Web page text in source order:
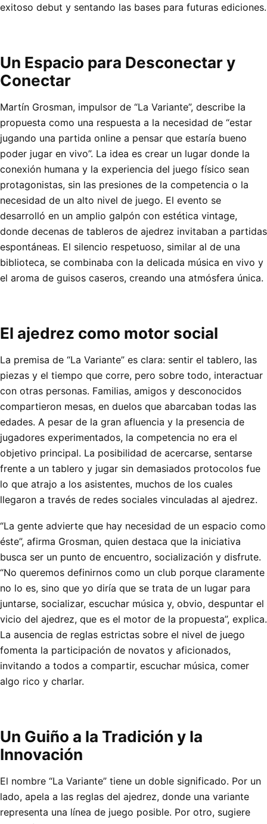
exitoso debut y sentando las bases para futuras ediciones.
Un Espacio para Desconectar y
Conectar
Martín Grosman, impulsor de “La Variante”, describe la
propuesta como una respuesta a la necesidad de “estar
jugando una partida online a pensar que estaría bueno
poder jugar en vivo”. La idea es crear un lugar donde la
conexión humana y la experiencia del juego físico sean
protagonistas, sin las presiones de la competencia o la
necesidad de un alto nivel de juego. El evento se
desarrolló en un amplio galpón con estética vintage,
donde decenas de tableros de ajedrez invitaban a partidas
espontáneas. El silencio respetuoso, similar al de una
biblioteca, se combinaba con la delicada música en vivo y
el aroma de guisos caseros, creando una atmósfera única.
El ajedrez como motor social
La premisa de “La Variante” es clara: sentir el tablero, las
piezas y el tiempo que corre, pero sobre todo, interactuar
con otras personas. Familias, amigos y desconocidos
compartieron mesas, en duelos que abarcaban todas las
edades. A pesar de la gran afluencia y la presencia de
jugadores experimentados, la competencia no era el
objetivo principal. La posibilidad de acercarse, sentarse
frente a un tablero y jugar sin demasiados protocolos fue
lo que atrajo a los asistentes, muchos de los cuales
llegaron a través de redes sociales vinculadas al ajedrez.
“La gente advierte que hay necesidad de un espacio como
éste”, afirma Grosman, quien destaca que la iniciativa
busca ser un punto de encuentro, socialización y disfrute.
“No queremos definirnos como un club porque claramente
no lo es, sino que yo diría que se trata de un lugar para
juntarse, socializar, escuchar música y, obvio, despuntar el
vicio del ajedrez, que es el motor de la propuesta”, explica.
La ausencia de reglas estrictas sobre el nivel de juego
fomenta la participación de novatos y aficionados,
invitando a todos a compartir, escuchar música, comer
algo rico y charlar.
Un Guiño a la Tradición y la
Innovación
El nombre “La Variante” tiene un doble significado. Por un
lado, apela a las reglas del ajedrez, donde una variante
representa una línea de juego posible. Por otro, sugiere